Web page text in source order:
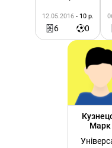
12.05.2016 - 10 р.
6 0
Марк